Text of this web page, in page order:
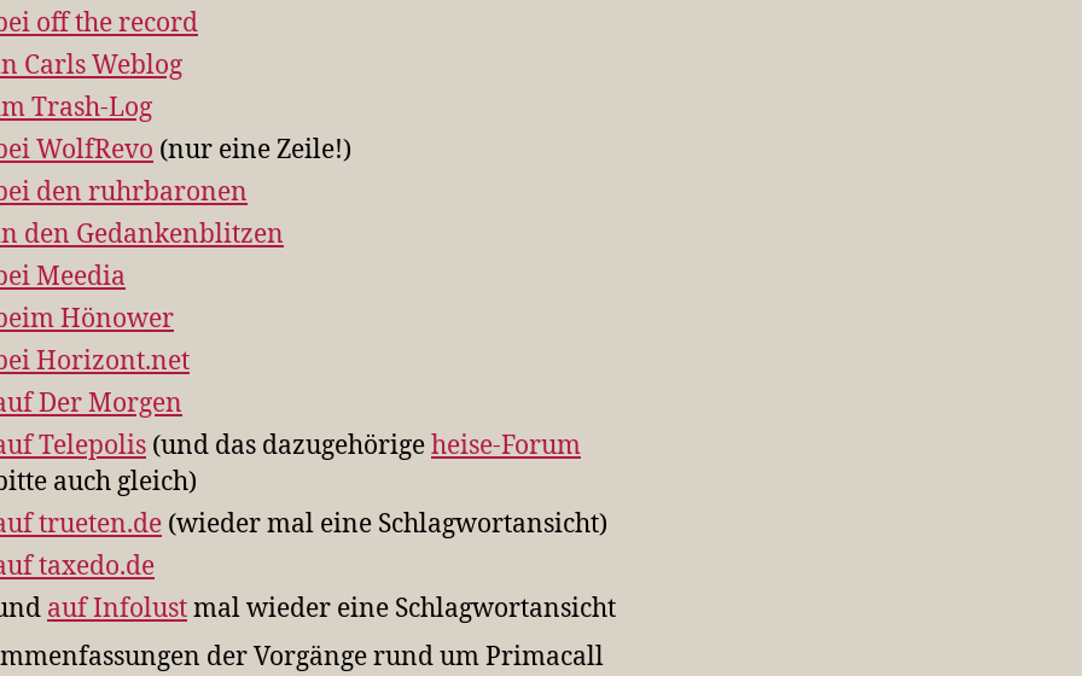
off the record
Carls Weblog
Trash-Log
WolfRevo (nur eine Zeile!)
den ruhrbaronen
den Gedankenblitzen
Meedia
Hönower
Horizont.net
Der Morgen
Telepolis (und das dazugehörigeheise-Forum
auch gleich)
trueten.de (wieder mal eine Schlagwortansicht)
taxedo.de
auf Infolustmal wieder eine Schlagwortansicht
der Vorgänge rund um Primacall